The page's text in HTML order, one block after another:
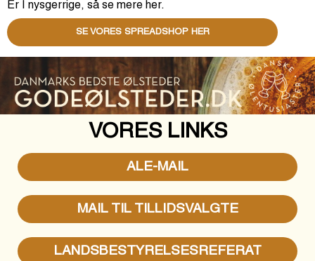
Er I nysgerrige, så se mere her.
SE VORES SPREADSHOP HER
VORES LINKS
ALE-MAIL
MAIL TIL TILLIDSVALGTE
LANDSBESTYRELSESREFERAT